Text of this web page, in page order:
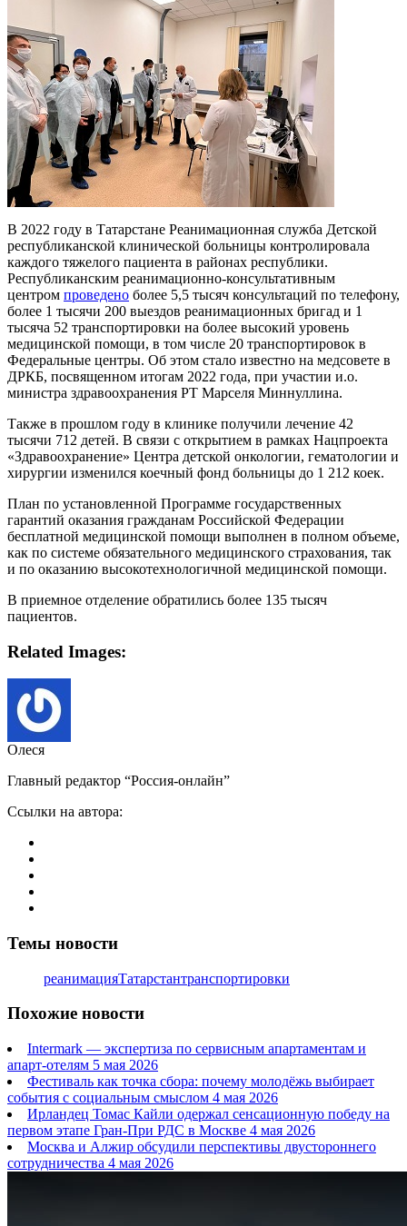
В 2022 году в Татарстане Реанимационная служба Детской
республиканской клинической больницы контролировала
каждого тяжелого пациента в районах республики.
Республиканским реанимационно-консультативным
центром проведено более 5,5 тысяч консультаций по телефону,
более 1 тысячи 200 выездов реанимационных бригад и 1
тысяча 52 транспортировки на более высокий уровень
медицинской помощи, в том числе 20 транспортировок в
Федеральные центры. Об этом стало известно на медсовете в
ДРКБ, посвященном итогам 2022 года, при участии и.о.
министра здравоохранения РТ Марселя Миннуллина.
Также в прошлом году в клинике получили лечение 42
тысячи 712 детей. В связи с открытием в рамках Нацпроекта
«Здравоохранение» Центра детской онкологии, гематологии и
хирургии изменился коечный фонд больницы до 1 212 коек.
План по установленной Программе государственных
гарантий оказания гражданам Российской Федерации
бесплатной медицинской помощи выполнен в полном объеме,
как по системе обязательного медицинского страхования, так
и по оказанию высокотехнологичной медицинской помощи.
В приемное отделение обратились более 135 тысяч
пациентов.
Related Images:
Олеся
Главный редактор “Россия-онлайн”
Ссылки на автора:
Темы новости
реанимацияТатарстантранспортировки
Похожие новости
Intermark — экспертиза по сервисным апартаментам и
апарт-отелям 5 мая 2026
Фестиваль как точка сбора: почему молодёжь выбирает
события с социальным смыслом 4 мая 2026
Ирландец Томас Кайли одержал сенсационную победу на
первом этапе Гран-При РДС в Москве 4 мая 2026
Москва и Алжир обсудили перспективы двустороннего
сотрудничества 4 мая 2026